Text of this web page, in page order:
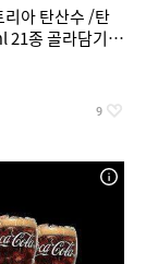
아 탄산수 /탄
21종 골라담기
9